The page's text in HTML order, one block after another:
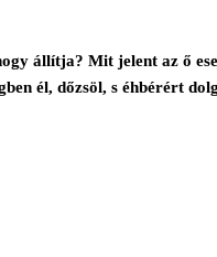
állítja? Mit jelent az ő
él, dőzsöl, s éhbérért